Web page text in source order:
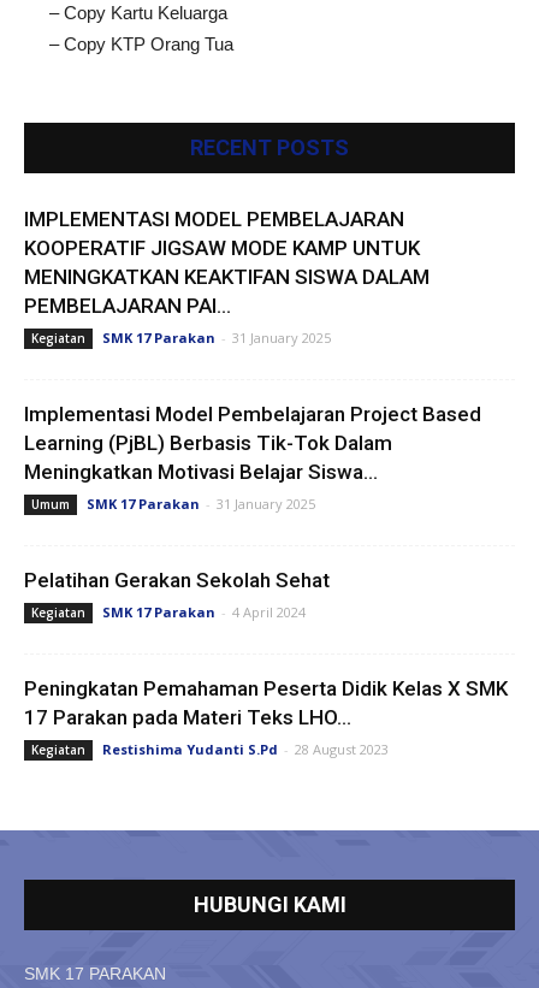
– Copy Kartu Keluarga
– Copy KTP Orang Tua
RECENT POSTS
IMPLEMENTASI MODEL PEMBELAJARAN
KOOPERATIF JIGSAW MODE KAMP UNTUK
MENINGKATKAN KEAKTIFAN SISWA DALAM
PEMBELAJARAN PAI...
Kegiatan SMK 17 Parakan - 31 January 2025
Implementasi Model Pembelajaran Project Based
Learning (PjBL) Berbasis Tik-Tok Dalam
Meningkatkan Motivasi Belajar Siswa...
Umum SMK 17 Parakan - 31 January 2025
Pelatihan Gerakan Sekolah Sehat
Kegiatan SMK 17 Parakan - 4 April 2024
Peningkatan Pemahaman Peserta Didik Kelas X SMK
17 Parakan pada Materi Teks LHO...
Kegiatan Restishima Yudanti S.Pd - 28 August 2023
HUBUNGI KAMI
SMK 17 PARAKAN